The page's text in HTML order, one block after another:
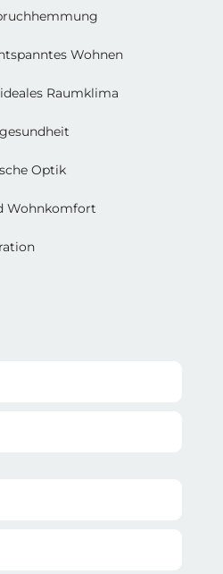
Wohnen
Raumklima
Optik
Wohnkomfort